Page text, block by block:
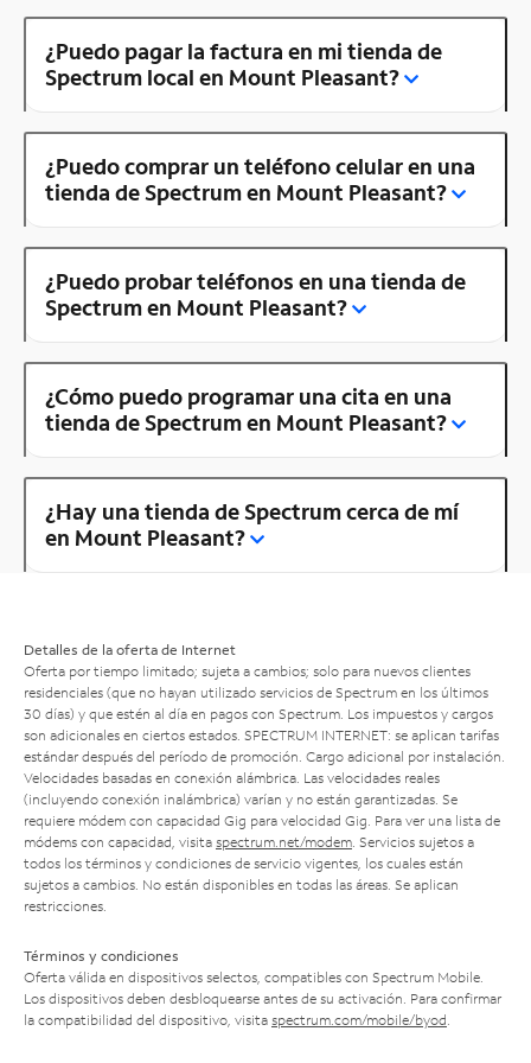
¿Puedo pagar la factura en mi tienda de
Spectrum local en Mount Pleasant?
¿Puedo comprar un teléfono celular en una
tienda de Spectrum en Mount Pleasant?
¿Puedo probar teléfonos en una tienda de
Spectrum en Mount Pleasant?
¿Cómo puedo programar una cita en una
tienda de Spectrum en Mount Pleasant?
¿Hay una tienda de Spectrum cerca de mí
en Mount Pleasant?
Detalles de la oferta de Internet
Oferta por tiempo limitado; sujeta a cambios; solo para nuevos clientes
residenciales (que no hayan utilizado servicios de Spectrum en los últimos
30 días) y que estén al día en pagos con Spectrum. Los impuestos y cargos
son adicionales en ciertos estados. SPECTRUM INTERNET: se aplican tarifas
estándar después del período de promoción. Cargo adicional por instalación.
Velocidades basadas en conexión alámbrica. Las velocidades reales
(incluyendo conexión inalámbrica) varían y no están garantizadas. Se
requiere módem con capacidad Gig para velocidad Gig. Para ver una lista de
módems con capacidad, visita spectrum.net/modem . Servicios sujetos a
todos los términos y condiciones de servicio vigentes, los cuales están
sujetos a cambios. No están disponibles en todas las áreas. Se aplican
restricciones.
Términos y condiciones
Oferta válida en dispositivos selectos, compatibles con Spectrum Mobile.
Los dispositivos deben desbloquearse antes de su activación. Para confirmar
la compatibilidad del dispositivo, visita spectrum.com/mobile/byod